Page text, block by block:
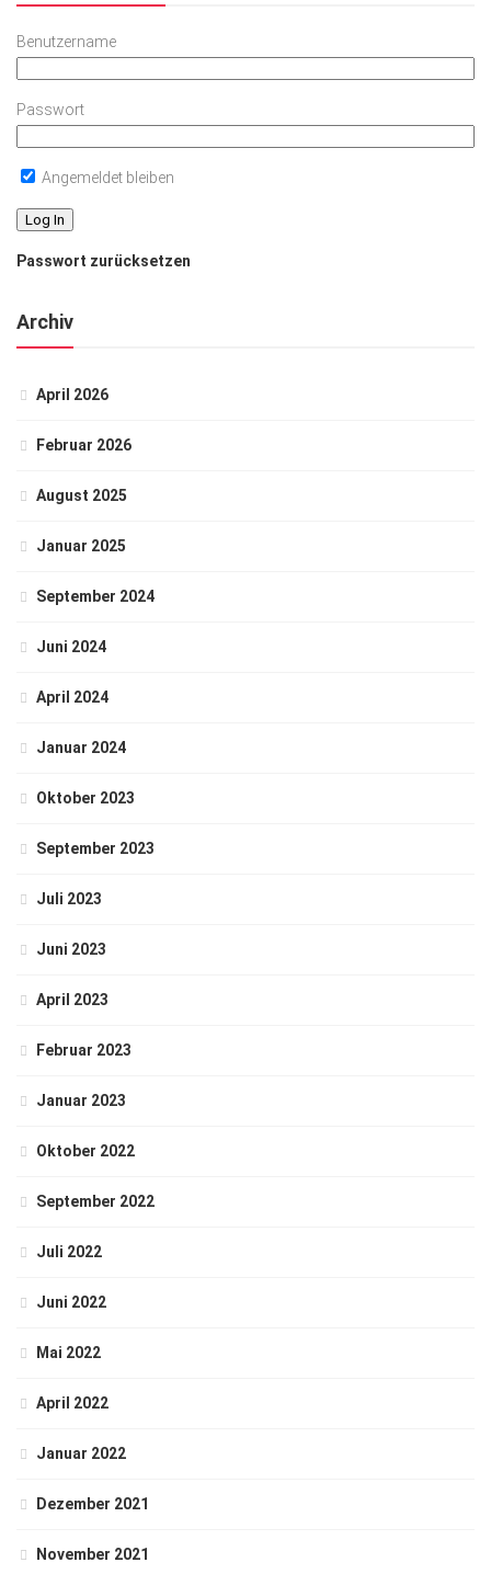
Benutzername
Passwort
Angemeldet bleiben
Passwort zurücksetzen
Archiv
April 2026
Februar 2026
August 2025
Januar 2025
September 2024
Juni 2024
April 2024
Januar 2024
Oktober 2023
September 2023
Juli 2023
Juni 2023
April 2023
Februar 2023
Januar 2023
Oktober 2022
September 2022
Juli 2022
Juni 2022
Mai 2022
April 2022
Januar 2022
Dezember 2021
November 2021